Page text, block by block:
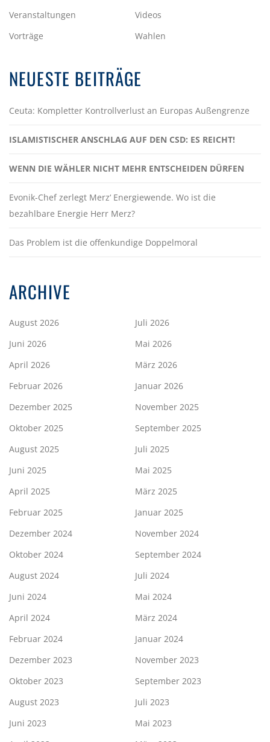
Veranstaltungen
Videos
Vorträge
Wahlen
NEUESTE BEITRÄGE
Ceuta: Kompletter Kontrollverlust an Europas Außengrenze
ISLAMISTISCHER ANSCHLAG AUF DEN CSD: ES REICHT!
WENN DIE WÄHLER NICHT MEHR ENTSCHEIDEN DÜRFEN
Evonik-Chef zerlegt Merz‘ Energiewende. Wo ist die
bezahlbare Energie Herr Merz?
Das Problem ist die offenkundige Doppelmoral
ARCHIVE
August 2026
Juli 2026
Juni 2026
Mai 2026
April 2026
März 2026
Februar 2026
Januar 2026
Dezember 2025
November 2025
Oktober 2025
September 2025
August 2025
Juli 2025
Juni 2025
Mai 2025
April 2025
März 2025
Februar 2025
Januar 2025
Dezember 2024
November 2024
Oktober 2024
September 2024
August 2024
Juli 2024
Juni 2024
Mai 2024
April 2024
März 2024
Februar 2024
Januar 2024
Dezember 2023
November 2023
Oktober 2023
September 2023
August 2023
Juli 2023
Juni 2023
Mai 2023